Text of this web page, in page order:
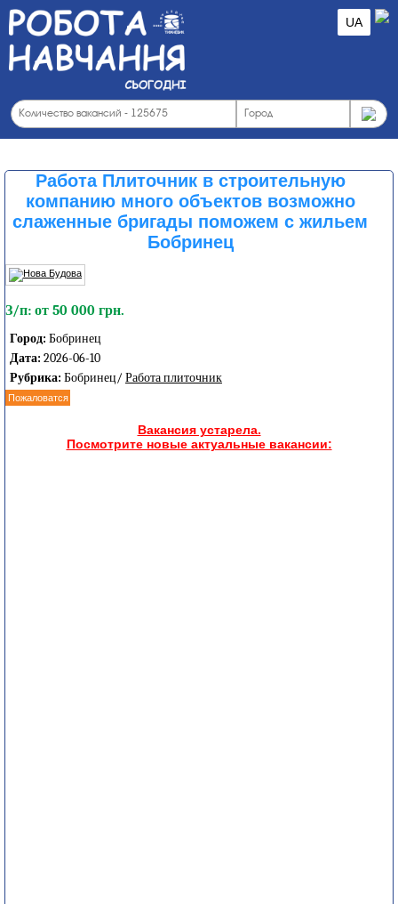
UA
Работа Плиточник в строительную
компанию много объектов возможно
слаженные бригады поможем с жильем
Бобринец
З/п: от 50 000 грн.
Город: Бобринец
Дата: 2026-06-10
Рубрика: Бобринец/ Работа плиточник
Пожаловатся
Вакансия устарела.
Посмотрите новые актуальные вакансии: